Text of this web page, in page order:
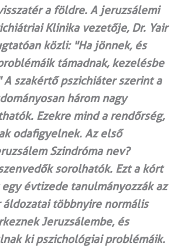
a földre. A jeruzsálemi
Klinika vezetője, Dr. Yair
közli: "Ha jönnek, és
támadnak, kezelésbe
A szakértő pszichiáter szerint a
három nagy
Ezekre mind a rendőrség,
odafigyelnek. Az első
Szindróma nev?
sorolhatók. Ezt a kórt
évtizede tanulmányozzák az
áldozatai többnyire normális
Jeruzsálembe, és
ki pszichológiai problémáik.